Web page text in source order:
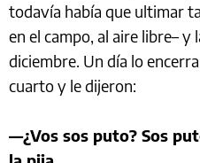
todavía había que ultimar
en el campo, al aire libre– y
diciembre. Un día lo
cuarto y le dijeron:
—¿Vos sos puto? Sos